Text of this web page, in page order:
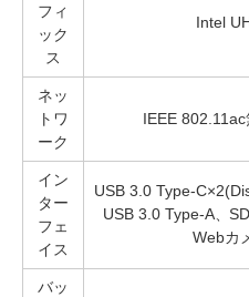
フィ
ック
ス
Intel
ネッ
トワ
ーク
IEEE
イン
ター
フェ
イス
USB 3.0 Type-
USB 3.0 Type-A、
Webカ
バッ